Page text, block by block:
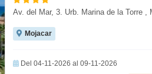
Av. del Mar, 3. Urb. Marina de la Torre ,
Mojacar
Del 04-11-2026 al 09-11-2026